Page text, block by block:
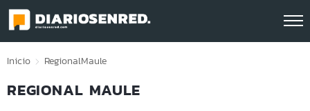
Click acá para ir directamente al contenido
Inicio RegionalMaule
REGIONAL MAULE